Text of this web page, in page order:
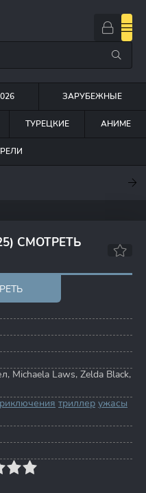
ЗАРУБЕЖНЫЕ
ТУРЕЦКИЕ АНИМЕ
СМОТРЕТЬ
, Michaela Laws, Zelda Black,
триллер ужасы